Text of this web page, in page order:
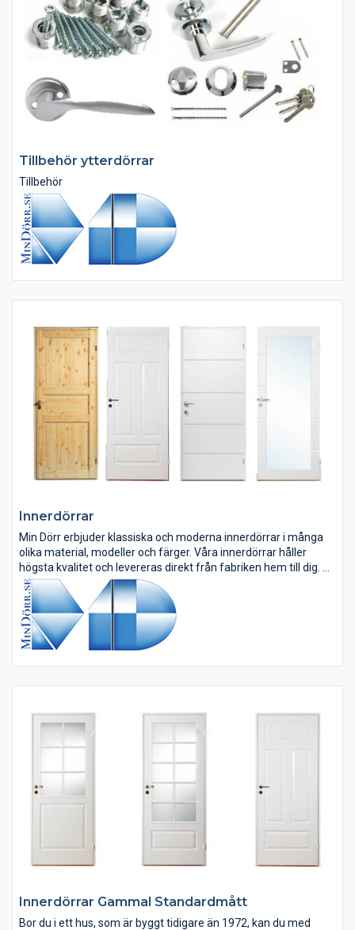
Tillbehör ytterdörrar
Tillbehör
Innerdörrar
Min Dörr erbjuder klassiska och moderna innerdörrar i många
olika material, modeller och färger. Våra innerdörrar håller
högsta kvalitet och levereras direkt från fabriken hem till dig.
Oavsett om du söker innerdörrar till ett gammalt hus,...
Innerdörrar Gammal Standardmått
Bor du i ett hus, som är byggt tidigare än 1972, kan du med